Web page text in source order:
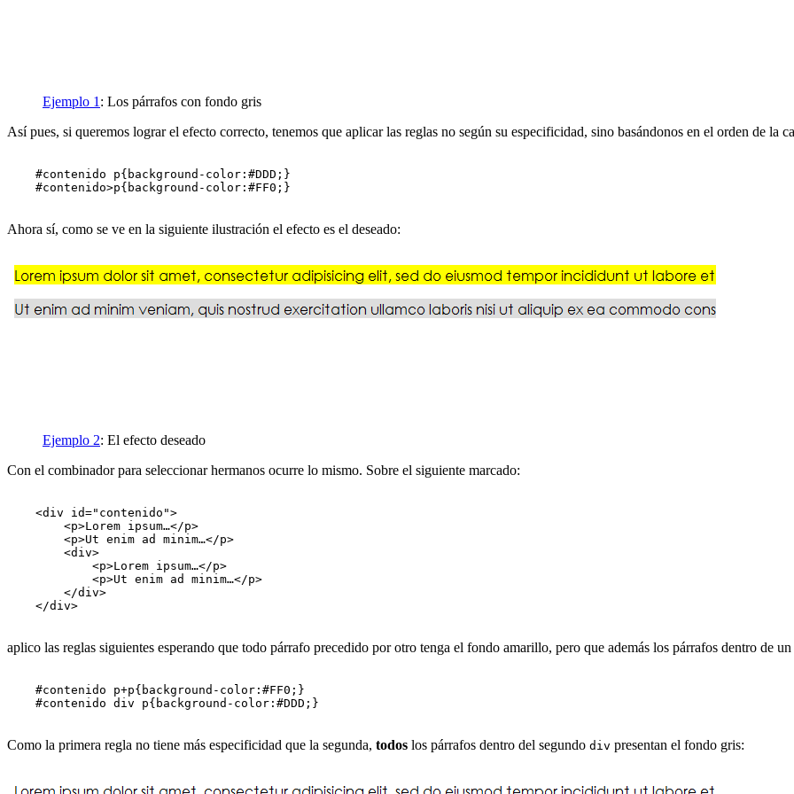
Ejemplo 1 : Los párrafos con fondo gris
Así pues, si queremos lograr el efecto correcto, tenemos que aplicar las reglas no según su especificidad, sino basándonos en el orden de la
    #contenido p{background-color:#DDD;}
    #contenido>p{background-color:#FF0;}
Ahora sí, como se ve en la siguiente ilustración el efecto es el deseado:
Ejemplo 2: El efecto deseado
Con el combinador para seleccionar hermanos ocurre lo mismo. Sobre el siguiente marcado:
    <div id="contenido">
        <p>Lorem ipsum…</p>
        <p>Ut enim ad minim…</p>
        <div>
            <p>Lorem ipsum…</p>
            <p>Ut enim ad minim…</p>
        </div>
    </div>
aplico las reglas siguientes esperando que todo párrafo precedido por otro tenga el fondo amarillo, pero que además los párrafos dentro de un
    #contenido p+p{background-color:#FF0;}
    #contenido div p{background-color:#DDD;}
Como la primera regla no tiene más especificidad que la segunda, todos los párrafos dentro del segundo div presentan el fondo gris: